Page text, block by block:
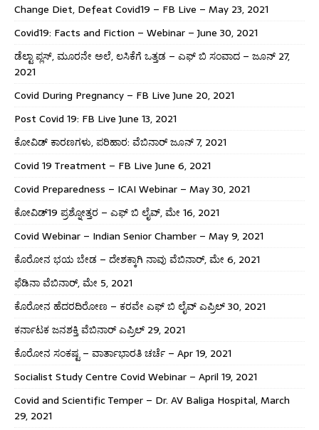
Change Diet, Defeat Covid19 – FB Live – May 23, 2021
Covid19: Facts and Fiction – Webinar – June 30, 2021
ಡೆಲ್ಟಾ ಪ್ಲಸ್, ಮೂರನೇ ಅಲೆ, ಲಸಿಕೆಗೆ ಒತ್ತಡ – ಎಫ್ ಬಿ ಸಂವಾದ – ಜೂನ್ 27,
2021
Covid During Pregnancy – FB Live June 20, 2021
Post Covid 19: FB Live June 13, 2021
ಕೋವಿಡ್ ಕಾರಣಗಳು, ಪರಿಹಾರ: ವೆಬಿನಾರ್ ಜೂನ್ 7, 2021
Covid 19 Treatment – FB Live June 6, 2021
Covid Preparedness – ICAI Webinar – May 30, 2021
ಕೋವಿಡ್19 ಪ್ರಶ್ನೋತ್ತರ – ಎಫ್ ಬಿ ಲೈವ್, ಮೇ 16, 2021
Covid Webinar – Indian Senior Chamber – May 9, 2021
ಕೊರೋನ ಭಯ ಬೇಡ – ದೇಶಕ್ಕಾಗಿ ನಾವು ವೆಬಿನಾರ್, ಮೇ 6, 2021
ಫೆಡಿನಾ ವೆಬಿನಾರ್, ಮೇ 5, 2021
ಕೊರೋನ ಹೆದರದಿರೋಣ – ಕರವೇ ಎಫ್ ಬಿ ಲೈವ್ ಎಪ್ರಿಲ್ 30, 2021
ಕರ್ನಾಟಕ ಜನಶಕ್ತಿ ವೆಬಿನಾರ್ ಎಪ್ರಿಲ್ 29, 2021
ಕೊರೋನ ಸಂಕಷ್ಟ – ವಾರ್ತಾಭಾರತಿ ಚರ್ಚೆ – Apr 19, 2021
Socialist Study Centre Covid Webinar – April 19, 2021
Covid and Scientific Temper – Dr. AV Baliga Hospital, March
29, 2021